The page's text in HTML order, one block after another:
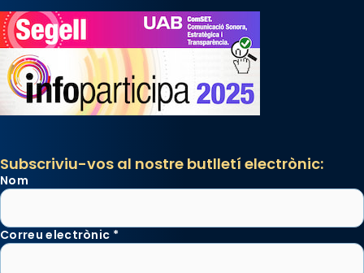
Subscriviu-vos al nostre butlletí electrònic:
Nom
Correu electrònic *